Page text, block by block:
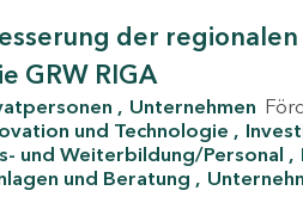
der regionalen
GRW RIGA
Unternehmen
und Technologie
und Weiterbildung/Personal
und Beratung